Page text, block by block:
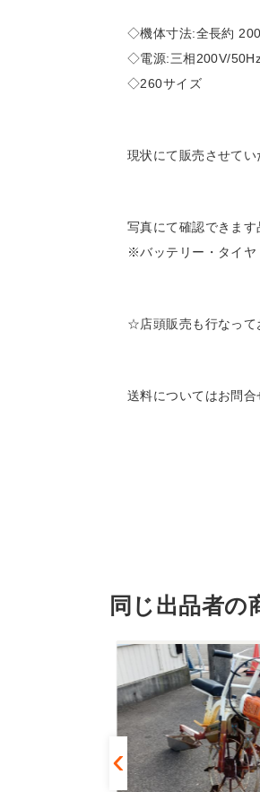
◇機体寸法:全長約
◇電源:三相200V/
◇260サイズ
現状にて販売させてい
写真にて確認できます
※バッテリー・タイヤ
☆店頭販売も行なっ
送料についてはお問合
同じ出品者の